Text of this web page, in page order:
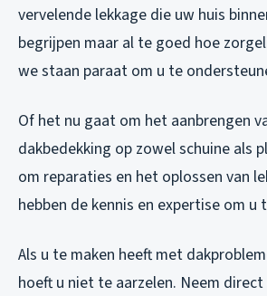
vervelende lekkage die uw huis
begrijpen maar al te goed hoe
we staan paraat om u te
Of het nu gaat om het aanbrengen
dakbedekking op zowel schuine als
om reparaties en het oplossen van
hebben de kennis en expertise om u
Als u te maken heeft met
hoeft u niet te aarzelen. Neem